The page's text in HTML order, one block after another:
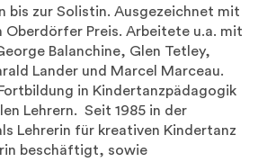
bis zur Solistin. Ausgezeichnet mit
Oberdörfer Preis. Arbeitete u.a. mit
Balanchine, Glen Tetley,
Lander und Marcel Marceau.
in Kindertanzpädagogik
Lehrern. Seit 1985 in der
Lehrerin für kreativen Kindertanz
beschäftigt, sowie